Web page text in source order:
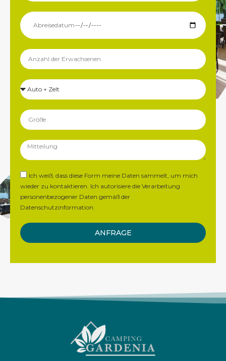
Ich weiß, dass diese Form meine Daten sammelt, um mich
wieder zu kontaktieren. Ich autorisiere die Verarbeitung
personenbezogener Daten gemäß der
Datenschutzinformation.
ANFRAGE